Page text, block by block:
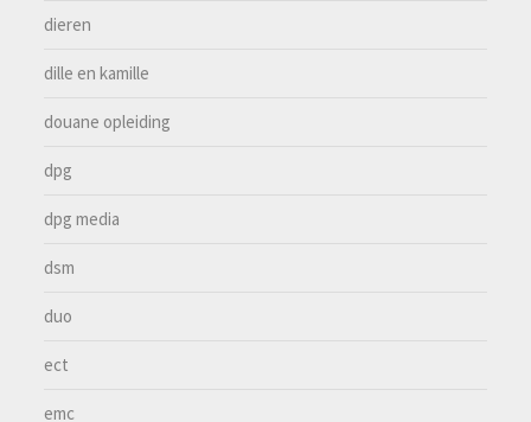
dieren
dille en kamille
douane opleiding
dpg
dpg media
dsm
duo
ect
emc